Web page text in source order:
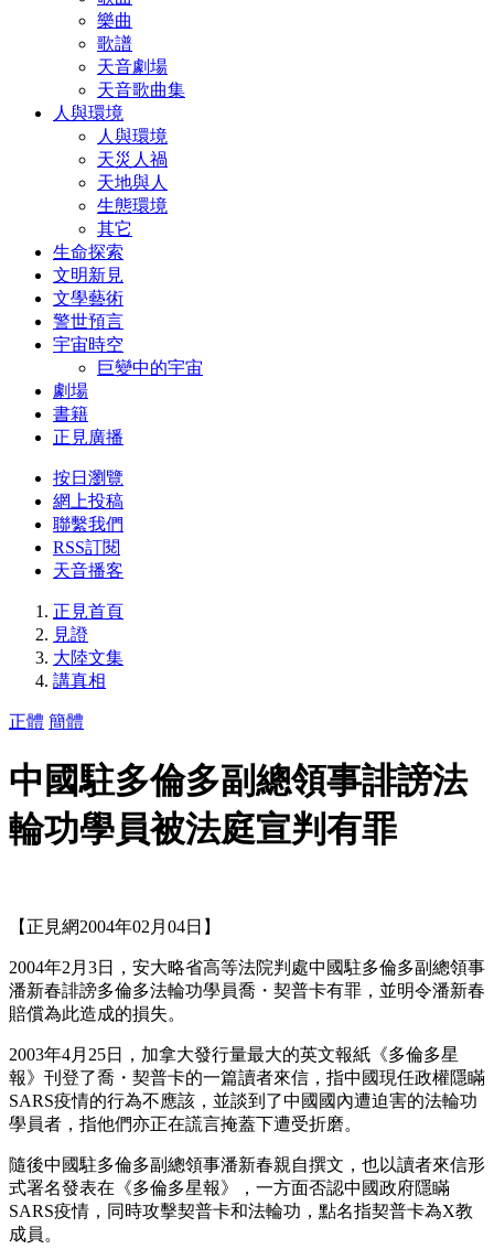
樂曲
歌譜
天音劇場
天音歌曲集
人與環境
人與環境
天災人禍
天地與人
生態環境
其它
生命探索
文明新見
文學藝術
警世預言
宇宙時空
巨變中的宇宙
劇場
書籍
正見廣播
按日瀏覽
網上投稿
聯繫我們
RSS訂閱
天音播客
正見首頁
見證
大陸文集
講真相
正體 簡體
中國駐多倫多副總領事誹謗法
輪功學員被法庭宣判有罪
【正見網2004年02月04日】
2004年2月3日，安大略省高等法院判處中國駐多倫多副總領事
潘新春誹謗多倫多法輪功學員喬・契普卡有罪，並明令潘新春
賠償為此造成的損失。
2003年4月25日，加拿大發行量最大的英文報紙《多倫多星
報》刊登了喬・契普卡的一篇讀者來信，指中國現任政權隱瞞
SARS疫情的行為不應該，並談到了中國國內遭迫害的法輪功
學員者，指他們亦正在謊言掩蓋下遭受折磨。
隨後中國駐多倫多副總領事潘新春親自撰文，也以讀者來信形
式署名發表在《多倫多星報》，一方面否認中國政府隱瞞
SARS疫情，同時攻擊契普卡和法輪功，點名指契普卡為X教
成員。